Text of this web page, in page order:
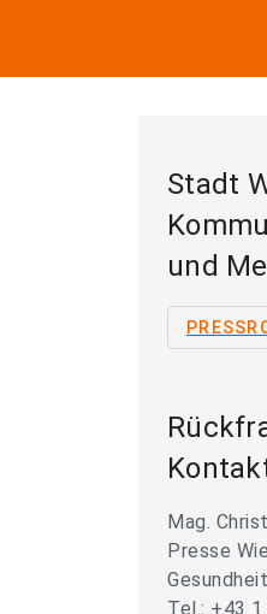
Stadt
und
Mag.
Presse
Tel.: +43